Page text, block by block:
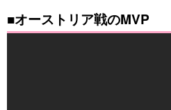
■オーストリア戦のMVP